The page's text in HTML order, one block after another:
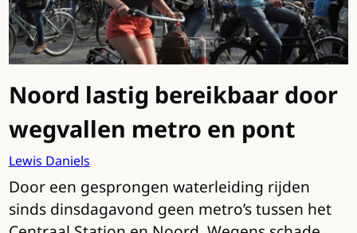
Noord lastig bereikbaar door
wegvallen metro en pont
Lewis Daniels
Door een gesprongen waterleiding rijden
sinds dinsdagavond geen metro’s tussen het